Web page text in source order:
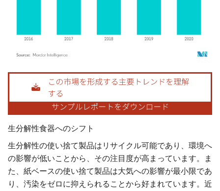
画像 © Mordor Intelligence。再利用にはCC BY 4.0の表示が必要です。
生分解性食器へのシフト
生分解性の使い捨て製品はリサイクル可能であり、環境へ
の影響が低いことから、その注目度が高まっています。ま
た、紙ベースの使い捨て製品は大気への影響が最小限であ
り、汚染をゼロに抑えられることから好まれています。近